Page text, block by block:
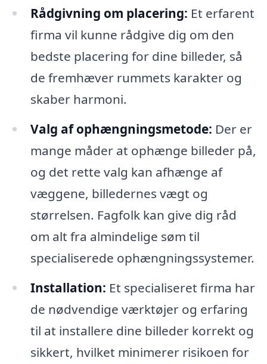
Rådgivning om placering: Et erfarent
firma vil kunne rådgive dig om den
bedste placering for dine billeder, så
de fremhæver rummets karakter og
skaber harmoni.
Valg af ophængningsmetode: Der er
mange måder at ophænge billeder på,
og det rette valg kan afhænge af
væggene, billedernes vægt og
størrelsen. Fagfolk kan give dig råd
om alt fra almindelige søm til
specialiserede ophængningssystemer.
Installation: Et specialiseret firma har
de nødvendige værktøjer og erfaring
til at installere dine billeder korrekt og
sikkert, hvilket minimerer risikoen for